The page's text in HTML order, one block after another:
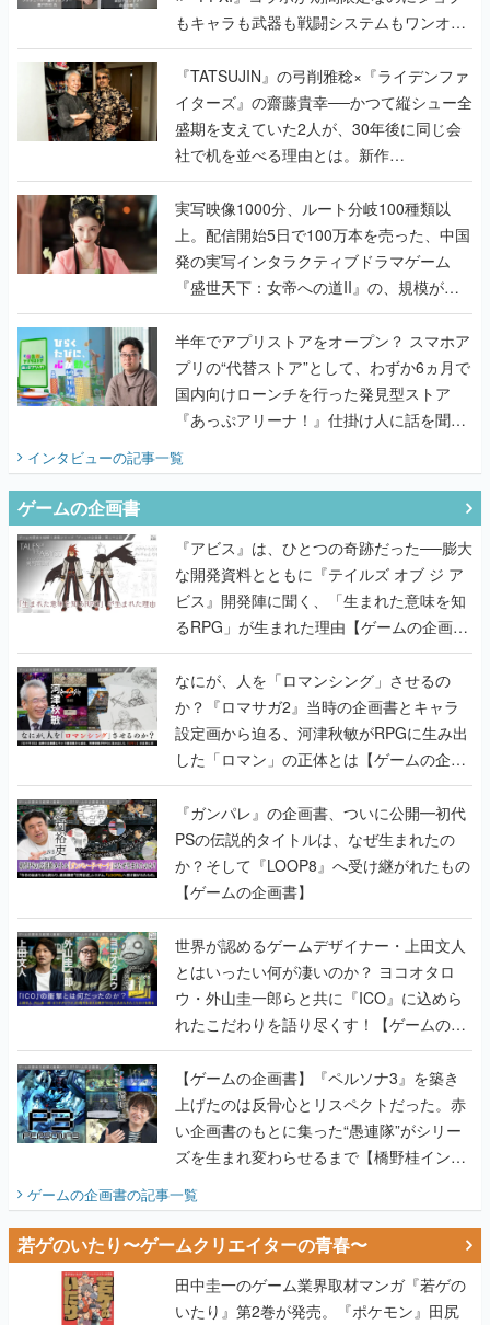
もキャラも武器も戦闘システムもワンオフ
で作り込まれた理由を両ディレクターに聞
く
『TATSUJIN』の弓削雅稔×『ライデンファ
イターズ』の齋藤貴幸──かつて縦シュー全
盛期を支えていた2人が、30年後に同じ会
社で机を並べる理由とは。新作
『TATSUJIN EXTREME』で初タッグを組
んだレジェンド2人に訊く開発秘話
実写映像1000分、ルート分岐100種類以
上。配信開始5日で100万本を売った、中国
発の実写インタラクティブドラマゲーム
『盛世天下：女帝への道II』の、規模が違
うこだわりをプロデューサーに聞いた
半年でアプリストアをオープン？ スマホア
プリの“代替ストア”として、わずか6ヵ月で
国内向けローンチを行った発見型ストア
『あっぷアリーナ！』仕掛け人に話を聞い
てみた
インタビューの記事一覧
ゲームの企画書
『アビス』は、ひとつの奇跡だった──膨大
な開発資料とともに『テイルズ オブ ジ ア
ビス』開発陣に聞く、「生まれた意味を知
るRPG」が生まれた理由【ゲームの企画
書】
なにが、人を「ロマンシング」させるの
か？『ロマサガ2』当時の企画書とキャラ
設定画から迫る、河津秋敏がRPGに生み出
した「ロマン」の正体とは【ゲームの企画
書】
『ガンパレ』の企画書、ついに公開━初代
PSの伝説的タイトルは、なぜ生まれたの
か？そして『LOOP8』へ受け継がれたもの
【ゲームの企画書】
世界が認めるゲームデザイナー・上田文人
とはいったい何が凄いのか？ ヨコオタロ
ウ・外山圭一郎らと共に『ICO』に込めら
れたこだわりを語り尽くす！【ゲームの企
画書】
【ゲームの企画書】『ペルソナ3』を築き
上げたのは反骨心とリスペクトだった。赤
い企画書のもとに集った“愚連隊”がシリー
ズを生まれ変わらせるまで【橋野桂インタ
ビュー】
ゲームの企画書の記事一覧
若ゲのいたり〜ゲームクリエイターの青春〜
田中圭一のゲーム業界取材マンガ『若ゲの
いたり』第2巻が発売。『ポケモン』田尻